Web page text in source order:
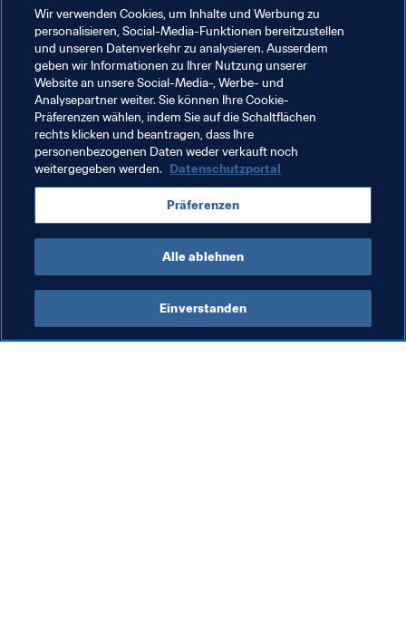
Venezolanerinnen ins Hotel zurück, um die kommende
Partie gegen Mexiko am 21. November vorzubereiten.
Gestärkt von der großen Zuneigung der Gastgeber-Fans.
Verwandte Themen
FIFA U-20-Frauen-Weltmeisterschaft Papua-
Neuguinea 2016
Venezuela CONMEBOL CONMEBOL
Wir verwenden Cookies, um Inhalte und Werbung zu
personalisieren, Social-Media-Funktionen bereitzustellen
und unseren Datenverkehr zu analysieren. Ausserdem
geben wir Informationen zu Ihrer Nutzung unserer
Website an unsere Social-Media-, Werbe- und
Analysepartner weiter. Sie können Ihre Cookie-
Präferenzen wählen, indem Sie auf die Schaltflächen
rechts klicken und beantragen, dass Ihre
personenbezogenen Daten weder verkauft noch
weitergegeben werden. Datenschutzportal
Präferenzen
Alle ablehnen
Einverstanden